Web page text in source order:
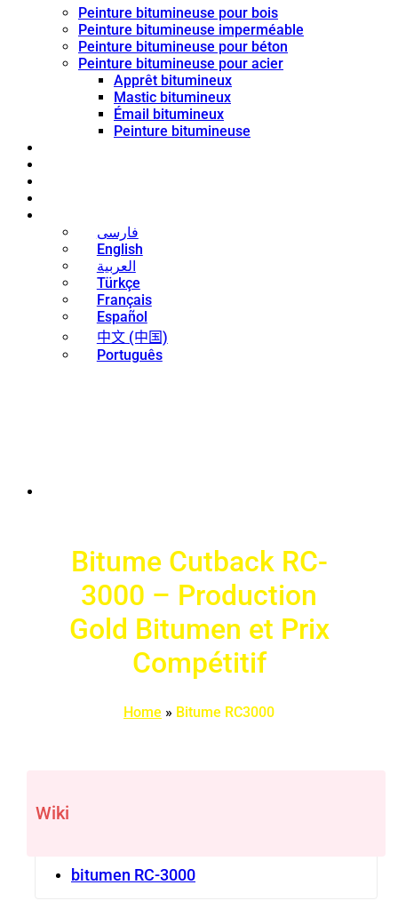
Peinture bitumineuse pour bois
Peinture bitumineuse imperméable
Peinture bitumineuse pour béton
Peinture bitumineuse pour acier
Apprêt bitumineux
Mastic bitumineux
Émail bitumineux
Peinture bitumineuse
فارسی
English
العربية
Türkçe
Français
Español
中文 (中国)
Português
Bitume Cutback RC-
3000 – Production
Gold Bitumen et Prix
Compétitif
Home » Bitume RC3000
Wiki
bitumen RC-3000